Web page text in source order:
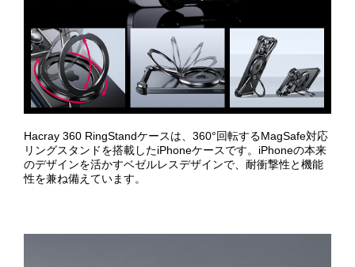
Hacray 360 RingStandケースは、360°回転するMagSafe対応
リングスタンドを搭載したiPhoneケースです。iPhoneの本来
のデザインを活かすベゼルレスデザインで、耐衝撃性と機能
性を兼ね備えています。